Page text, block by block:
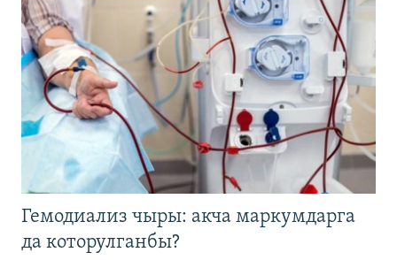
Гемодиализ чыры: акча маркумдарга
да которулганбы?